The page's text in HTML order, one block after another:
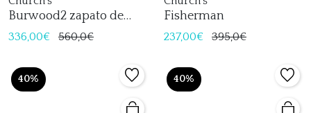
Burwood2 zapato de
Church's
336,00€ 560,0€
Fisherman
237,00€ 395,0€
40% 40%